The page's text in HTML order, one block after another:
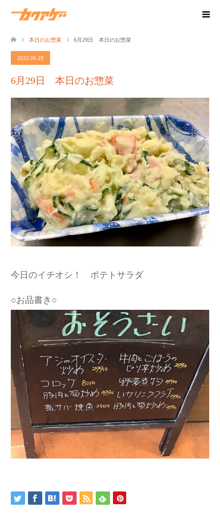
本日のお惣菜 6月29日 本日のお惣菜
2022.06.29
6月29日 本日のお惣菜
今日のイチオシ！ ポテトサラダ
○お品書き○